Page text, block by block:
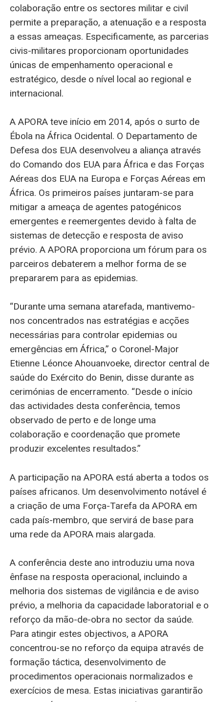
colaboração entre os sectores militar e civil
permite a preparação, a atenuação e a resposta
a essas ameaças. Especificamente, as parcerias
civis-militares proporcionam oportunidades
únicas de empenhamento operacional e
estratégico, desde o nível local ao regional e
internacional.
A APORA teve início em 2014, após o surto de
Ébola na África Ocidental. O Departamento de
Defesa dos EUA desenvolveu a aliança através
do Comando dos EUA para África e das Forças
Aéreas dos EUA na Europa e Forças Aéreas em
África. Os primeiros países juntaram-se para
mitigar a ameaça de agentes patogénicos
emergentes e reemergentes devido à falta de
sistemas de detecção e resposta de aviso
prévio. A APORA proporciona um fórum para os
parceiros debaterem a melhor forma de se
prepararem para as epidemias.
“Durante uma semana atarefada, mantivemo-
nos concentrados nas estratégias e acções
necessárias para controlar epidemias ou
emergências em África,” o Coronel-Major
Etienne Léonce Ahouanvoeke, director central de
saúde do Exército do Benin, disse durante as
cerimónias de encerramento. “Desde o início
das actividades desta conferência, temos
observado de perto e de longe uma
colaboração e coordenação que promete
produzir excelentes resultados.”
A participação na APORA está aberta a todos os
países africanos. Um desenvolvimento notável é
a criação de uma Força-Tarefa da APORA em
cada país-membro, que servirá de base para
uma rede da APORA mais alargada.
A conferência deste ano introduziu uma nova
ênfase na resposta operacional, incluindo a
melhoria dos sistemas de vigilância e de aviso
prévio, a melhoria da capacidade laboratorial e o
reforço da mão-de-obra no sector da saúde.
Para atingir estes objectivos, a APORA
concentrou-se no reforço da equipa através de
formação táctica, desenvolvimento de
procedimentos operacionais normalizados e
exercícios de mesa. Estas iniciativas garantirão